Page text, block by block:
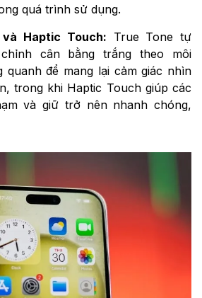
quá trình sử dụng.
Haptic Touch: True Tone tự
cân bằng trắng theo môi
quanh để mang lại cảm giác nhìn
trong khi Haptic Touch giúp các
và giữ trở nên nhanh chóng,